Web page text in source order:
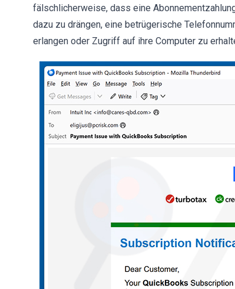
fälschlicherweise, dass eine
dazu zu drängen, eine betrügerische
erlangen oder Zugriff auf ihre Computer zu